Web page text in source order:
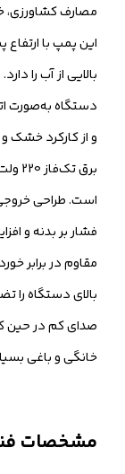
مصارف کشاورزی،
بالایی از آب را
دستگاه به‌صورت
و از کارکرد خشک
است. طراحی
فشار بر بدنه و
مقاوم در برابر
بالای دستگاه
صدای کم در حین
خانگی و باغی
مشخصات